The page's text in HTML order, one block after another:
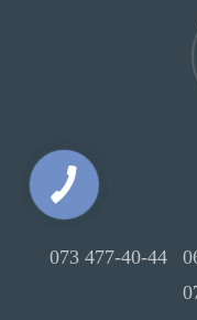
073 477-40-44